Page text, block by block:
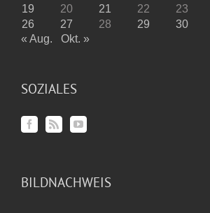
19
20 21 22 23
26
27 28 29
30
« Aug.
Okt. »
SOZIALES
BILDNACHWEIS